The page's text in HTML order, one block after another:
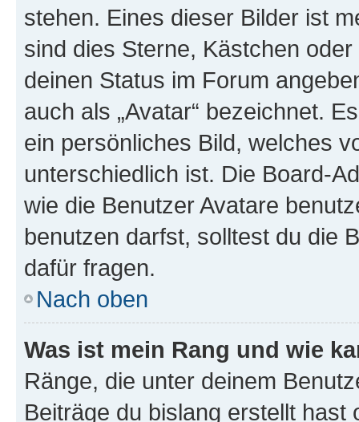
stehen. Eines dieser Bilder ist
sind dies Sterne, Kästchen
deinen Status im Forum
auch als „Avatar“ bezeichnet.
ein persönliches Bild, welches
unterschiedlich ist. Die Board-
wie die Benutzer Avatare
benutzen darfst, solltest du die
dafür fragen.
Nach oben
Was ist mein Rang und wie
Ränge, die unter deinem
Beiträge du bislang erstellt